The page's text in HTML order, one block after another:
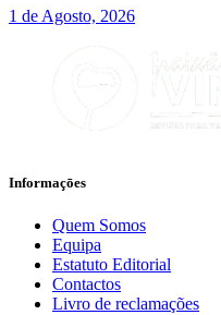
1 de Agosto, 2026
Informaçōes
Quem Somos
Equipa
Estatuto Editorial
Contactos
Livro de reclamações